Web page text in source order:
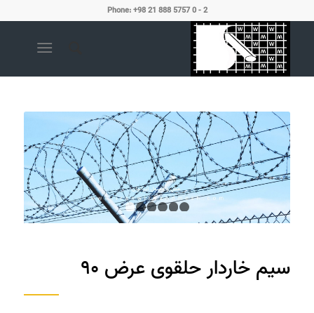
Phone: +98 21 888 5757 0 - 2
4 5 6
سیم خاردار حلقوی عرض ۹۰